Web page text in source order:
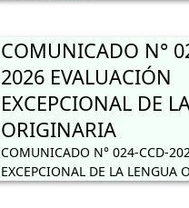
COMUNICADO N°
2026 EVALUACIÓN
EXCEPCIONAL DE
ORIGINARIA
COMUNICADO N° 024-CCD-
EXCEPCIONAL DE LA LENGUA